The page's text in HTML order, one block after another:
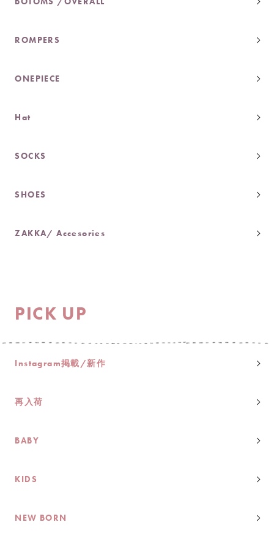
ROMPERS
ONEPIECE
Hat
SOCKS
SHOES
ZAKKA/ Accesories
PICK UP
Instagram掲載/新作
再入荷
BABY
KIDS
NEW BORN